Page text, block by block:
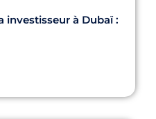
investisseur à Dubaï :